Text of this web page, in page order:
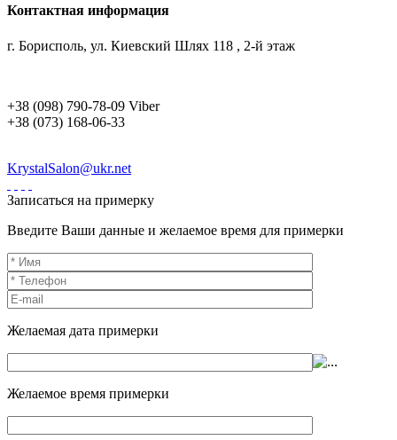
Контактная информация
г. Борисполь, ул. Киевский Шлях 118 , 2-й этаж
+38 (098) 790-78-09 Viber
+38 (073) 168-06-33
KrystalSalon@ukr.net
Записаться на примерку
Введите Ваши данные и желаемое время для примерки
Желаемая дата примерки
Желаемое время примерки